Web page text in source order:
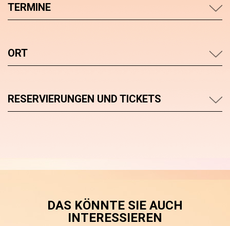
TERMINE
ORT
RESERVIERUNGEN UND TICKETS
DAS KÖNNTE SIE AUCH
INTERESSIEREN